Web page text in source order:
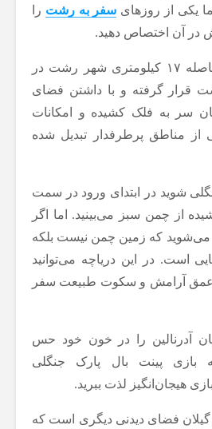
یکی از روزهای سفر به رشت را
در آن اختصاص دهید.
این پارک جنگلی در فاصله ۱۷ کیلومتری شهر رشت در
قرار گرفته و با داشتن فضای
سر به فلک کشیده و امکانات
از مناطق پرطرفدار تبدیل شده
شوید در ابتدای ورود در سمت
از چمن سبز می‌بینید. اما اگر
که زمین چمن نیست بلکه
است. در این دریاچه می‌توانید
عمق آرامش و سکوت طبیعت سفر
آدرنالین را در خون خود حس
بازی پینت بال پارک جنگلی
هیجان‌انگیز لذت ببرید.
فضای دیدنی دیگری است که